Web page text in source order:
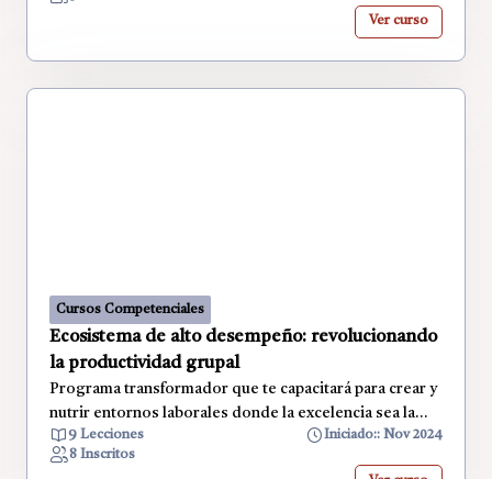
sólidos y disruptivos. El curso aborda elementos
negocio que marquen el futuro de los mercados.
Ver curso
Cursos Competenciales
Ecosistema de alto desempeño: revolucionando
la productividad grupal
Programa transformador que te capacitará para crear y
nutrir entornos laborales donde la excelencia sea la
norma. Durante cinco módulos dinámicos, aprenderás
a desarrollar sistemas que maximicen el potencial
9 Lecciones
Iniciado:: Nov 2024
8 Inscritos